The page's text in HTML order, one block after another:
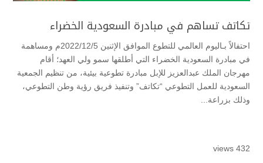
تكاتف تساهم في مبادرة السعودية الخضراء
احتفالاً بـاليوم العالمي للتطوع الموافق الإثنين 2022/12/5م ومساهمة
في مبادرة السعودية الخضراء التي أطلقها سمو ولي العهد؛ أقام
مهرجان الملك عبدالعزيز للإبل مبادرة تطوعية بيئية، من تنظيم الجمعية
السعودية للعمل التطوعي “تكاتف” وتنفيذ فريق رؤية وطن التطوعي،
وذلك بزراعة...
432 views